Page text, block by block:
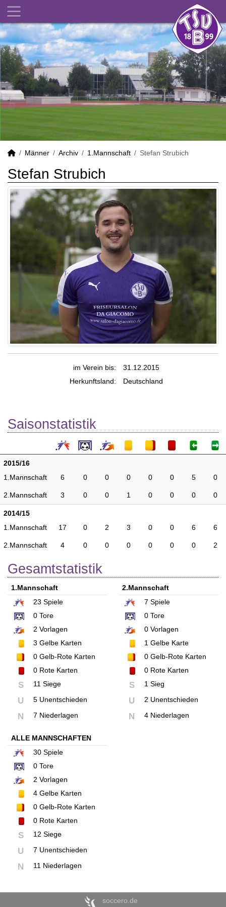
Männer Archiv 1.Mannschaft Stefan Strubich
Stefan Strubich
im Verein bis:
31.12.2015
Herkunftsland:
Deutschland
Saisonstatistik
2015/16
1.Mannschaft
6 0 0 0 0 0 5 0
2.Mannschaft 3 0 0 1 0 0 0 0
2014/15
1.Mannschaft
17 0 2 3 0 0 6 6
2.Mannschaft 4 0 0 0 0 0 0 2
Gesamtstatistik
1.Mannschaft
23 Spiele
0 Tore
2 Vorlagen
3 Gelbe Karten
0 Gelb-Rote Karten
0 Rote Karten
S 11 Siege
U 5 Unentschieden
N 7 Niederlagen
2.Mannschaft
7 Spiele
0Tore
0Vorlagen
1 Gelbe Karte
0Gelb-Rote Karten
0Rote Karten
S 1 Sieg
U 2 Unentschieden
N 4 Niederlagen
ALLE MANNSCHAFTEN
30 Spiele
0 Tore
2 Vorlagen
4 Gelbe Karten
0 Gelb-Rote Karten
0 Rote Karten
S 12 Siege
U 7 Unentschieden
N 11 Niederlagen
soccero.de